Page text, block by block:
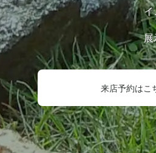
イ
展
来店予約はこ